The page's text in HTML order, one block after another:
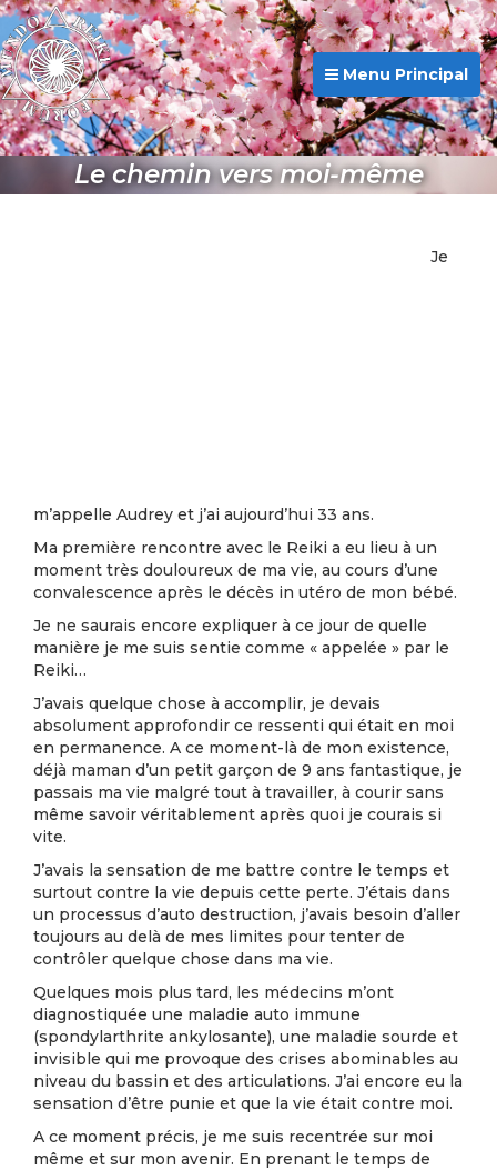
Menu Principal
Le chemin vers moi-même
Je
m’appelle Audrey et j’ai aujourd’hui 33 ans.
Ma première rencontre avec le Reiki a eu lieu à un
moment très douloureux de ma vie, au cours d’une
convalescence après le décès in utéro de mon bébé.
Je ne saurais encore expliquer à ce jour de quelle
manière je me suis sentie comme « appelée » par le
Reiki…
J’avais quelque chose à accomplir, je devais
absolument approfondir ce ressenti qui était en moi
en permanence. A ce moment-là de mon existence,
déjà maman d’un petit garçon de 9 ans fantastique, je
passais ma vie malgré tout à travailler, à courir sans
même savoir véritablement après quoi je courais si
vite.
J’avais la sensation de me battre contre le temps et
surtout contre la vie depuis cette perte. J’étais dans
un processus d’auto destruction, j’avais besoin d’aller
toujours au delà de mes limites pour tenter de
contrôler quelque chose dans ma vie.
Quelques mois plus tard, les médecins m’ont
diagnostiquée une maladie auto immune
(spondylarthrite ankylosante), une maladie sourde et
invisible qui me provoque des crises abominables au
niveau du bassin et des articulations. J’ai encore eu la
sensation d’être punie et que la vie était contre moi.
A ce moment précis, je me suis recentrée sur moi
même et sur mon avenir. En prenant le temps de